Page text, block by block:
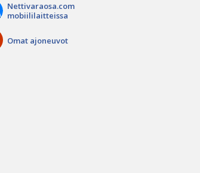
Nettivaraosa.com
mobiililaitteissa
Omat ajoneuvot